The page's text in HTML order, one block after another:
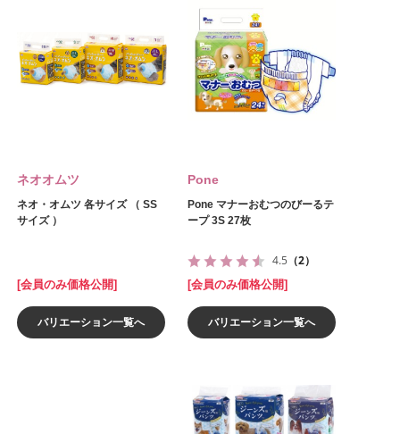
ネオオムツ
ネオ・オムツ 各サイズ （ SS
サイズ ）
[会員のみ価格公開]
バリエーション一覧へ
Pone
Pone マナーおむつのびーるテ
ープ 3S 27枚
4.5 （2）
[会員のみ価格公開]
バリエーション一覧へ